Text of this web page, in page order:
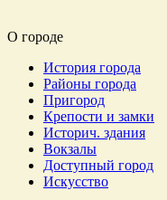
О городе
История города
Районы города
Пригород
Крепости и замки
Историч. здания
Вокзалы
Доступный город
Искусство